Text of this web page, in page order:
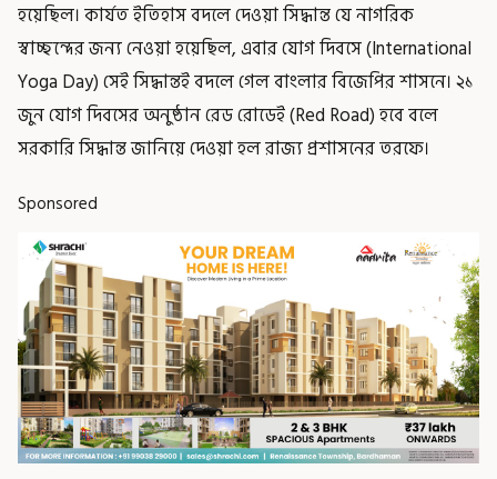
হয়েছিল। কার্যত ইতিহাস বদলে দেওয়া সিদ্ধান্ত যে নাগরিক
স্বাচ্ছন্দের জন্য নেওয়া হয়েছিল, এবার যোগ দিবসে (International
Yoga Day) সেই সিদ্ধান্তই বদলে গেল বাংলার বিজেপির শাসনে। ২১
জুন যোগ দিবসের অনুষ্ঠান রেড রোডেই (Red Road) হবে বলে
সরকারি সিদ্ধান্ত জানিয়ে দেওয়া হল রাজ্য প্রশাসনের তরফে।
Sponsored